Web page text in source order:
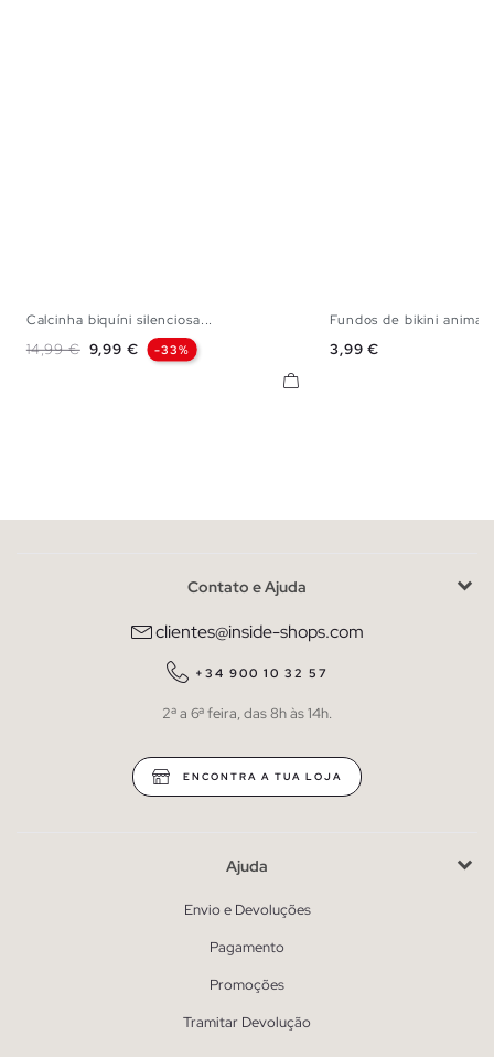
Calcinha biquíni silenciosa...
Preço normal
14,99 € Preço
9,99 € -33%
Fundos de bikini
Preço
3,99 €
Contato e Ajuda
clientes@inside-shops.com
+34 900 10 32 57
2ª a 6ª feira, das 8h às 14h.
ENCONTRA A TUA LOJA
Ajuda
Envio e Devoluções
Pagamento
Promoções
Tramitar Devolução